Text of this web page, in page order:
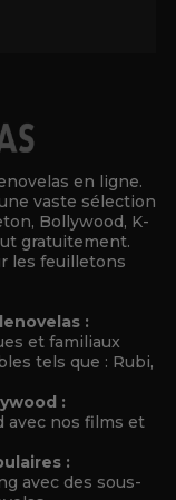
en ligne.
vaste sélection
Bollywood, K-
gratuitement.
les feuilletons
:
et familiaux
tels que : Rubi,
:
avec nos films et
:
avec des sous-